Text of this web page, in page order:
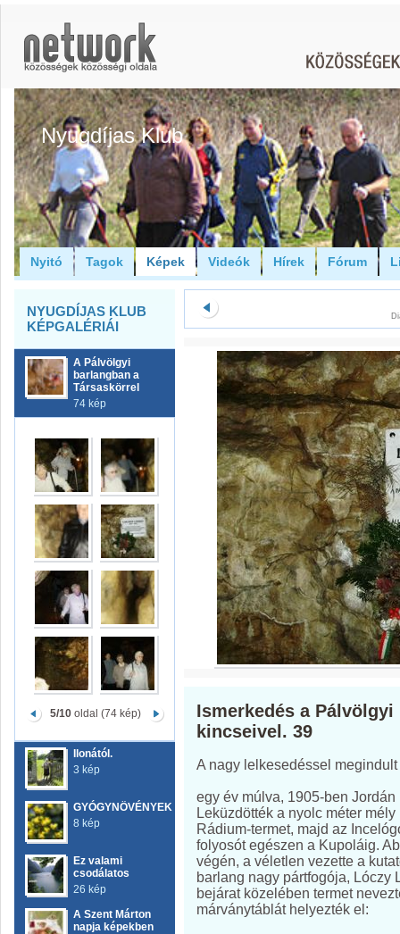
Nyugdíjas Klub
Nyitó Tagok Képek Videók Hírek Fórum
NYUGDÍJAS KLUB
KÉPGALÉRIÁI
A Pálvölgyi
barlangban a
Társaskörrel
74 kép
5/10 oldal (74 kép)
Ilonától.
3 kép
GYÓGYNÖVÉNYEK
8 kép
Ez valami
csodálatos
26 kép
A Szent Márton
napja képekben
Ismerkedés a Pálvölgyi
kincseivel. 39
A nagy lelkesedéssel megindult
egy év múlva, 1905-ben
Leküzdötték a nyolc méter
Rádium-termet, majd az
folyosót egészen a Kupoláig.
végén, a véletlen vezette a
barlang nagy pártfogója, Lóczy
bejárat közelében termet
márványtáblát helyezték el: